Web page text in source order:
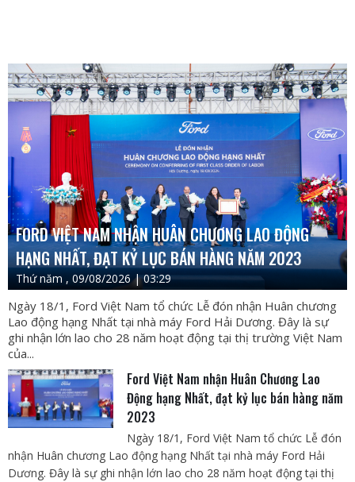
FORD VIỆT NAM NHẬN HUÂN CHƯƠNG LAO ĐỘNG
HẠNG NHẤT, ĐẠT KỶ LỤC BÁN HÀNG NĂM 2023
Thứ năm , 09/08/2026 | 03:29
Ngày 18/1, Ford Việt Nam tổ chức Lễ đón nhận Huân chương
Lao động hạng Nhất tại nhà máy Ford Hải Dương. Đây là sự
ghi nhận lớn lao cho 28 năm hoạt động tại thị trường Việt Nam
của...
Ford Việt Nam nhận Huân Chương Lao
Động hạng Nhất, đạt kỷ lục bán hàng năm
2023
Ngày 18/1, Ford Việt Nam tổ chức Lễ đón
nhận Huân chương Lao động hạng Nhất tại nhà máy Ford Hải
Dương. Đây là sự ghi nhận lớn lao cho 28 năm hoạt động tại thị